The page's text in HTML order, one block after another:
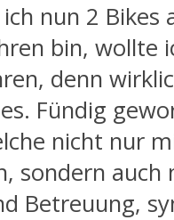
ich nun 2
bin, wollte
denn
Fündig
nicht nur
sondern
Betreuung,